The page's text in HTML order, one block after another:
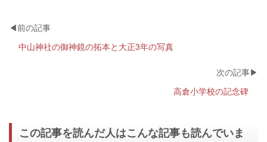
中山神社の御神鏡の拓本と大正3年の写真
高倉小学校の記念碑
この記事を読んだ人はこんな記事も読んでいま